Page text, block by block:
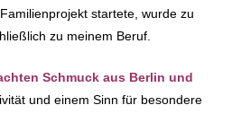
startete, wurde zu
zu meinem Beruf.
Schmuck aus Berlin und
und einem Sinn für besondere